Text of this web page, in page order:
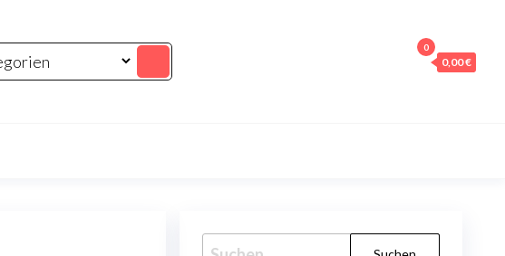
0
0,00 €
Suchen